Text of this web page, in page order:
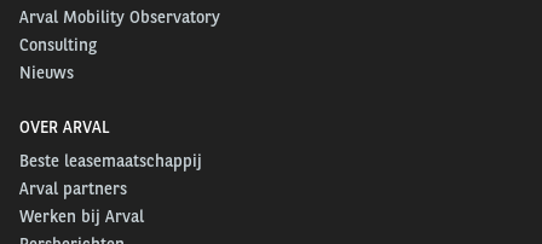
Arval Mobility Observatory
Consulting
Nieuws
OVER ARVAL
Beste leasemaatschappij
Arval partners
Werken bij Arval